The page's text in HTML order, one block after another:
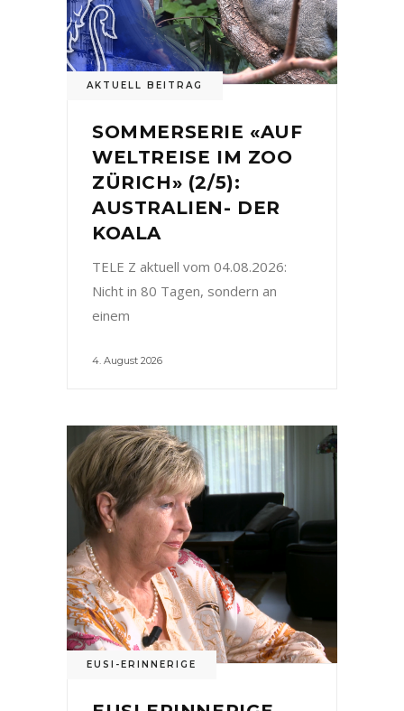
AKTUELL BEITRAG
SOMMERSERIE «AUF
WELTREISE IM ZOO
ZÜRICH» (2/5):
AUSTRALIEN- DER
KOALA
TELE Z aktuell vom 04.08.2026:
Nicht in 80 Tagen, sondern an
einem
4. August 2026
EUSI-ERINNERIGE